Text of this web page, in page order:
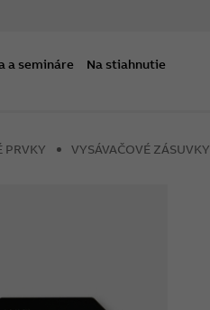
a semináre Na stiahnutie
PRVKY VYSÁVAČOVÉ ZÁSUVKY